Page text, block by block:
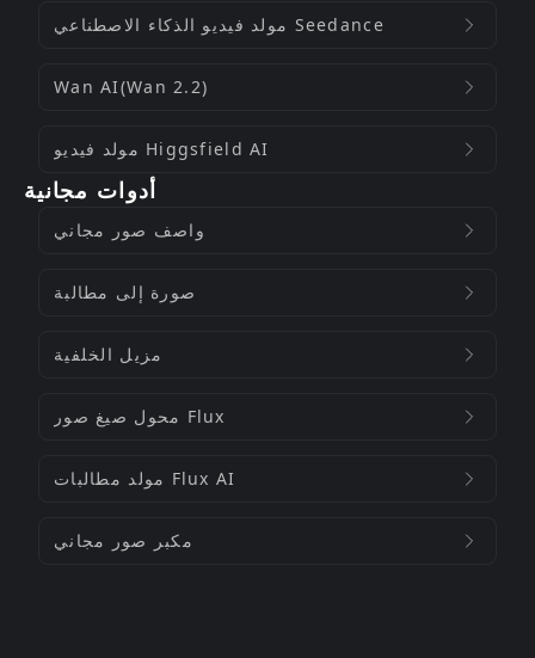
مولد فيديو الذكاء الاصطناعي Seedance
Wan AI(Wan 2.2)
مولد فيديو Higgsfield AI
أدوات مجانية
واصف صور مجاني
صورة إلى مطالبة
مزيل الخلفية
محول صيغ صور Flux
مولد مطالبات Flux AI
مكبر صور مجاني